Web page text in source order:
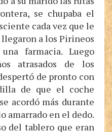
se chupaba el
cada vez que le
llegaron a los Pirineos
farmacia. Luego
atrasados de los
de pronto con
de que el coche
acordó más durante
amarrado en el dedo.
del tablero que eran